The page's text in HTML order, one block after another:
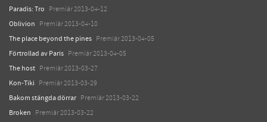
Paradis: Tro Premiär 2013-04-12
Oblivion Premiär 2013-04-10
The place beyond the pines Premiär 2013-04-05
Förtrollad av Paris Premiär 2013-04-05
The host Premiär 2013-03-27
Kon-Tiki Premiär 2013-03-29
Bakom stängda dörrar Premiär 2013-03-22
Broken Premiär 2013-03-22